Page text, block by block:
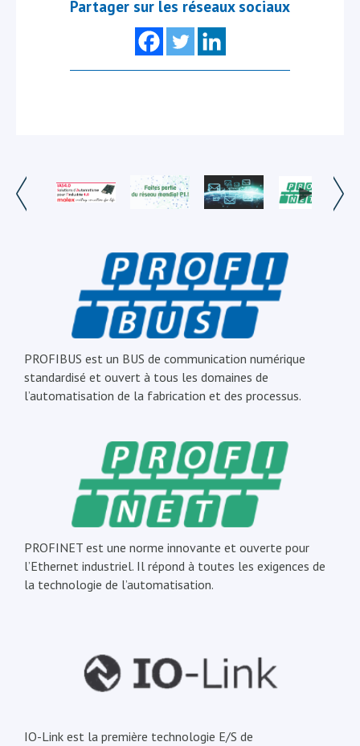
Partager sur les réseaux sociaux
PROFIBUS est un BUS de communication numérique
standardisé et ouvert à tous les domaines de
l’automatisation de la fabrication et des processus.
PROFINET est une norme innovante et ouverte pour
l’Ethernet industriel. Il répond à toutes les exigences de
la technologie de l’automatisation.
IO-Link est la première technologie E/S de